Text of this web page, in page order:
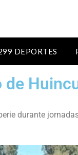
DEPORTES
de
durante